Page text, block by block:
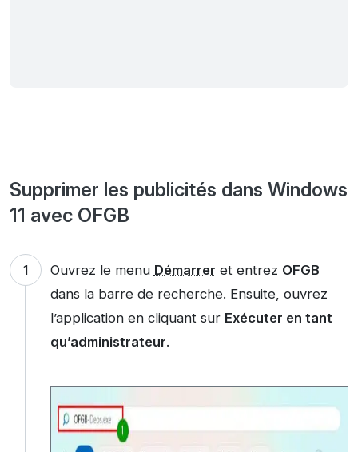
Supprimer les publicités dans Windows
11 avec OFGB
Ouvrez le menu Démarrer et entrez OFGB
dans la barre de recherche. Ensuite, ouvrez
l’application en cliquant sur Exécuter en tant
qu’administrateur.